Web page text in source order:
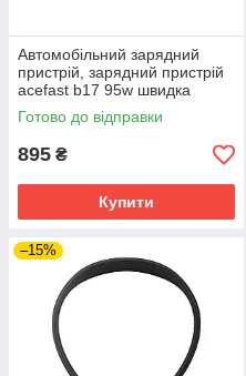
Автомобільний зарядний
пристрій, зарядний пристрій
acefast b17 95w швидка
зарядка телескопічний
кабель
Готово до відправки
895 ₴
Купити
–15%